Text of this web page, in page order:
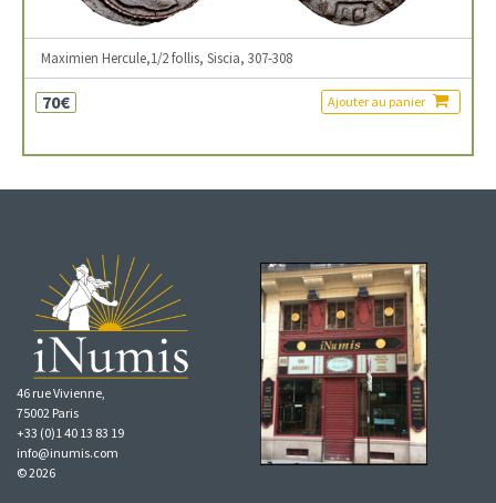
Maximien Hercule,1/2 follis, Siscia, 307-308
70€ Ajouter au panier
46 rue Vivienne,
75002 Paris
+33 (0)1 40 13 83 19
info@inumis.com
© 2026